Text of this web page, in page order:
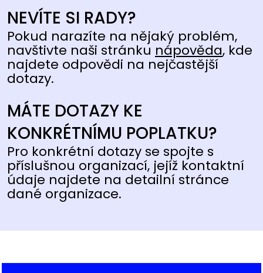
NEVÍTE SI RADY?
Pokud narazíte na nějaký problém,
navštivte naši stránku nápověda, kde
najdete odpovědi na nejčastější
dotazy.
MÁTE DOTAZY KE
KONKRÉTNÍMU POPLATKU?
Pro konkrétní dotazy se spojte s
příslušnou organizací, jejíž kontaktní
údaje najdete na detailní stránce
dané organizace.